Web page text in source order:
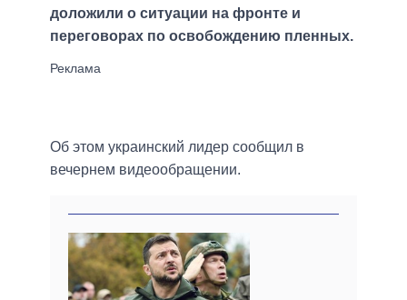
доложили о ситуации на фронте и
переговорах по освобождению пленных.
Об этом украинский лидер сообщил в
вечернем видеообращении.